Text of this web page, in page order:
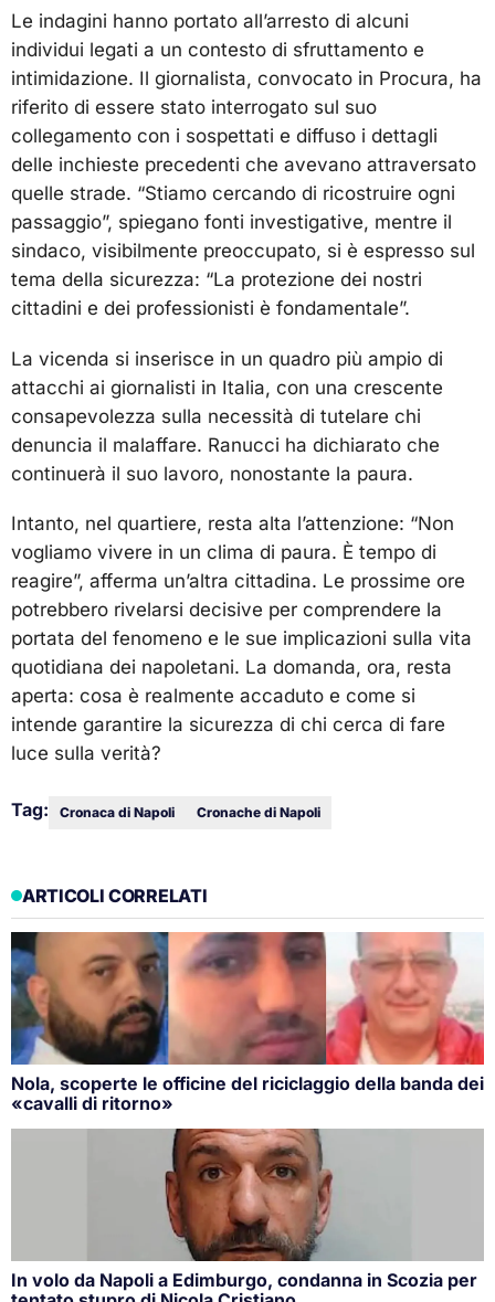
Le indagini hanno portato all’arresto di alcuni
individui legati a un contesto di sfruttamento e
intimidazione. Il giornalista, convocato in Procura, ha
riferito di essere stato interrogato sul suo
collegamento con i sospettati e diffuso i dettagli
delle inchieste precedenti che avevano attraversato
quelle strade. “Stiamo cercando di ricostruire ogni
passaggio”, spiegano fonti investigative, mentre il
sindaco, visibilmente preoccupato, si è espresso sul
tema della sicurezza: “La protezione dei nostri
cittadini e dei professionisti è fondamentale”.
La vicenda si inserisce in un quadro più ampio di
attacchi ai giornalisti in Italia, con una crescente
consapevolezza sulla necessità di tutelare chi
denuncia il malaffare. Ranucci ha dichiarato che
continuerà il suo lavoro, nonostante la paura.
Intanto, nel quartiere, resta alta l’attenzione: “Non
vogliamo vivere in un clima di paura. È tempo di
reagire”, afferma un’altra cittadina. Le prossime ore
potrebbero rivelarsi decisive per comprendere la
portata del fenomeno e le sue implicazioni sulla vita
quotidiana dei napoletani. La domanda, ora, resta
aperta: cosa è realmente accaduto e come si
intende garantire la sicurezza di chi cerca di fare
luce sulla verità?
Tag: Cronaca di Napoli Cronache di Napoli
ARTICOLI CORRELATI
Nola, scoperte le officine del riciclaggio della banda dei
«cavalli di ritorno»
In volo da Napoli a Edimburgo, condanna in Scozia per